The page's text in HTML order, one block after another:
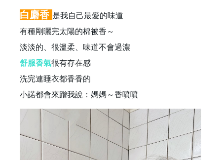
白麝香 是我自己最愛的味道
有種剛曬完太陽的棉被香～
淡淡的、很溫柔、味道不會過濃
舒服香氣很有存在感
洗完連睡衣都香香的
小諾都會來蹭我說：媽媽～香噴噴